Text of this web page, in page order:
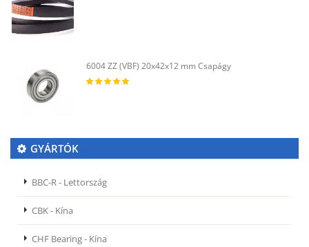
6004 ZZ (VBF) 20x42x12 mm Csapágy
GYÁRTÓK
BBC-R - Lettország
CBK - Kína
CHF Bearing - Kína